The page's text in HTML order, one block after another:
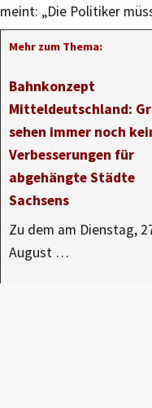
meint: „Die Politiker
Mehr zum Thema:
Bahnkonzept
Mitteldeutschland:
sehen immer noch
Verbesserungen für
abgehängte Städte
Sachsens
Zu dem am Dienstag,
August …